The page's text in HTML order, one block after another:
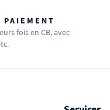
fois en CB, avec